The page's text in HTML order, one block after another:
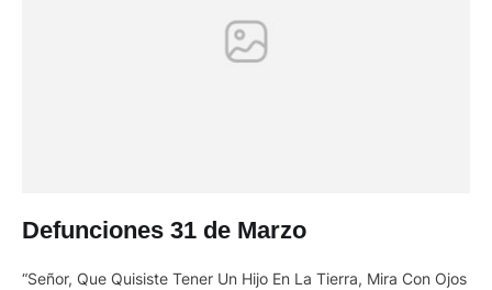
Defunciones 31 de Marzo
“Señor, Que Quisiste Tener Un Hijo En La Tierra, Mira Con Ojos